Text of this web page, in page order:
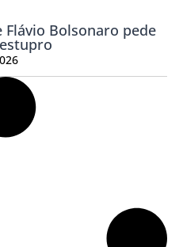
Flávio Bolsonaro pede